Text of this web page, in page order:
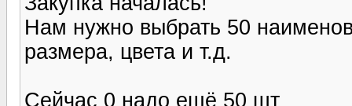
Нам нужно выбрать 50
размера, цвета и т.д.
Сейчас 0 надо ещё 50 шт